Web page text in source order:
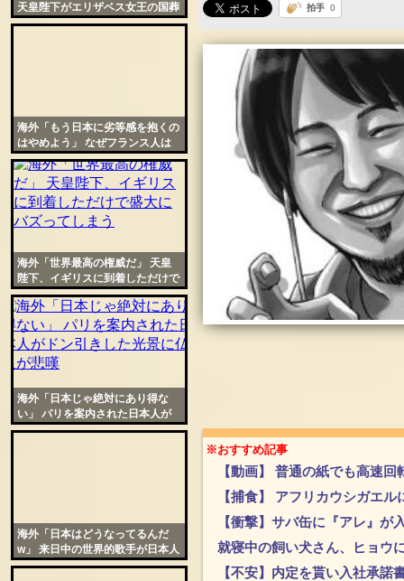
※おすすめ記事
【動画】 普通の紙でも高速
【捕食】 アフリカウシガエ
【衝撃】サバ缶に『アレ』が
就寝中の飼い犬さん、ヒョウ
【不安】内定を貰い入社承諾
天皇陛下がエリザベス女王の国葬
に異例の参列へ
海外「もう日本に劣等感を抱くの
はやめよう」 なぜフランス人は
日本に強い憧れを抱くのだろう
か？
海外「世界最高の権威だ」 天皇
陛下、イギリスに到着しただけで
盛大にバズってしまう
海外「日本じゃ絶対にあり得な
い」 パリを案内された日本人が
ドン引きした光景に仏人が悲嘆
海外「日本はどうなってるんだ
w」 来日中の世界的歌手が日本人
に全く気付かれず大ショック